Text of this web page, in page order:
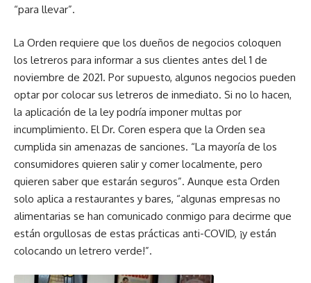
“para llevar”.
La Orden requiere que los dueños de negocios coloquen
los letreros para informar a sus clientes antes del 1 de
noviembre de 2021. Por supuesto, algunos negocios pueden
optar por colocar sus letreros de inmediato. Si no lo hacen,
la aplicación de la ley podría imponer multas por
incumplimiento. El Dr. Coren espera que la Orden sea
cumplida sin amenazas de sanciones. “La mayoría de los
consumidores quieren salir y comer localmente, pero
quieren saber que estarán seguros”. Aunque esta Orden
solo aplica a restaurantes y bares, “algunas empresas no
alimentarias se han comunicado conmigo para decirme que
están orgullosas de estas prácticas anti-COVID, ¡y están
colocando un letrero verde!”.